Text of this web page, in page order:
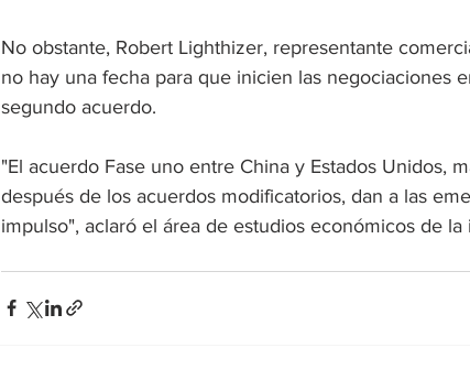
No obstante, Robert Lighthizer, representante
no hay una fecha para que inicien las negociaciones
segundo acuerdo.
"El acuerdo Fase uno entre China y Estados Unidos,
después de los acuerdos modificatorios, dan a las
impulso", aclaró el área de estudios económicos de la